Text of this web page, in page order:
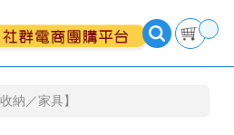
納／家具】